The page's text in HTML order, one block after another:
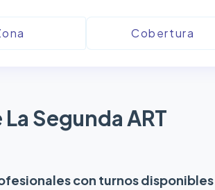
Segunda ART
con turnos disponibles